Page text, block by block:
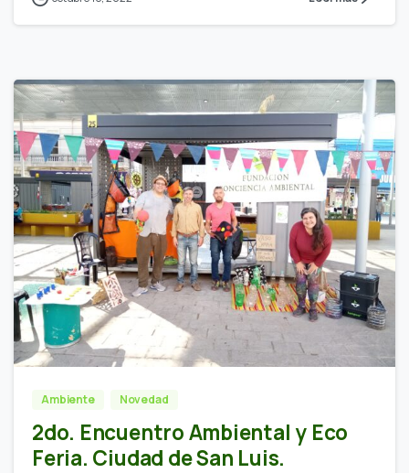
Ambiente Novedad
2do. Encuentro Ambiental y Eco
Feria. Ciudad de San Luis.